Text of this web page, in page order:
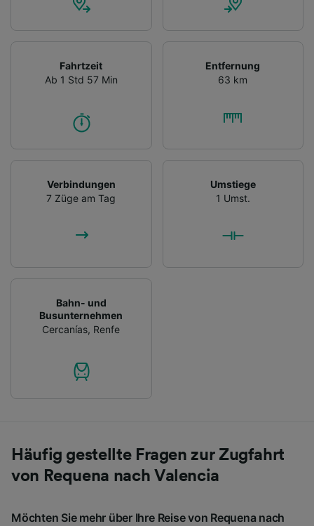
Fahrtzeit
Ab 1 Std 57 Min
Entfernung
63 km
Verbindungen
7 Züge am Tag
Umstiege
1 Umst.
Bahn- und
Busunternehmen
Cercanías, Renfe
Häufig gestellte Fragen zur Zugfahrt
von Requena nach Valencia
Möchten Sie mehr über Ihre Reise von Requena nach